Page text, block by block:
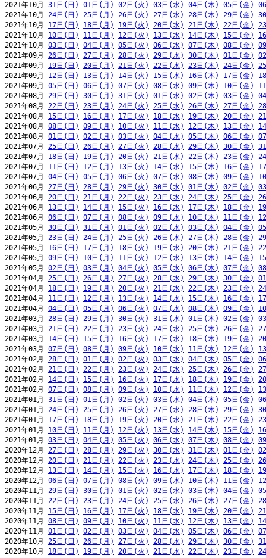
2021年10月 31日(日) 01日(月) 02日(火) 03日(水) 04日(木) 05日(金)
2021年10月 24日(日) 25日(月) 26日(火) 27日(水) 28日(木) 29日(金)
2021年10月 17日(日) 18日(月) 19日(火) 20日(水) 21日(木) 22日(金)
2021年10月 10日(日) 11日(月) 12日(火) 13日(水) 14日(木) 15日(金)
2021年10月 03日(日) 04日(月) 05日(火) 06日(水) 07日(木) 08日(金)
2021年09月 26日(日) 27日(月) 28日(火) 29日(水) 30日(木) 01日(金)
2021年09月 19日(日) 20日(月) 21日(火) 22日(水) 23日(木) 24日(金)
2021年09月 12日(日) 13日(月) 14日(火) 15日(水) 16日(木) 17日(金)
2021年09月 05日(日) 06日(月) 07日(火) 08日(水) 09日(木) 10日(金)
2021年08月 29日(日) 30日(月) 31日(火) 01日(水) 02日(木) 03日(金)
2021年08月 22日(日) 23日(月) 24日(火) 25日(水) 26日(木) 27日(金)
2021年08月 15日(日) 16日(月) 17日(火) 18日(水) 19日(木) 20日(金)
2021年08月 08日(日) 09日(月) 10日(火) 11日(水) 12日(木) 13日(金)
2021年08月 01日(日) 02日(月) 03日(火) 04日(水) 05日(木) 06日(金)
2021年07月 25日(日) 26日(月) 27日(火) 28日(水) 29日(木) 30日(金)
2021年07月 18日(日) 19日(月) 20日(火) 21日(水) 22日(木) 23日(金)
2021年07月 11日(日) 12日(月) 13日(火) 14日(水) 15日(木) 16日(金)
2021年07月 04日(日) 05日(月) 06日(火) 07日(水) 08日(木) 09日(金)
2021年06月 27日(日) 28日(月) 29日(火) 30日(水) 01日(木) 02日(金)
2021年06月 20日(日) 21日(月) 22日(火) 23日(水) 24日(木) 25日(金)
2021年06月 13日(日) 14日(月) 15日(火) 16日(水) 17日(木) 18日(金)
2021年06月 06日(日) 07日(月) 08日(火) 09日(水) 10日(木) 11日(金)
2021年05月 30日(日) 31日(月) 01日(火) 02日(水) 03日(木) 04日(金)
2021年05月 23日(日) 24日(月) 25日(火) 26日(水) 27日(木) 28日(金)
2021年05月 16日(日) 17日(月) 18日(火) 19日(水) 20日(木) 21日(金)
2021年05月 09日(日) 10日(月) 11日(火) 12日(水) 13日(木) 14日(金)
2021年05月 02日(日) 03日(月) 04日(火) 05日(水) 06日(木) 07日(金)
2021年04月 25日(日) 26日(月) 27日(火) 28日(水) 29日(木) 30日(金)
2021年04月 18日(日) 19日(月) 20日(火) 21日(水) 22日(木) 23日(金)
2021年04月 11日(日) 12日(月) 13日(火) 14日(水) 15日(木) 16日(金)
2021年04月 04日(日) 05日(月) 06日(火) 07日(水) 08日(木) 09日(金)
2021年03月 28日(日) 29日(月) 30日(火) 31日(水) 01日(木) 02日(金)
2021年03月 21日(日) 22日(月) 23日(火) 24日(水) 25日(木) 26日(金)
2021年03月 14日(日) 15日(月) 16日(火) 17日(水) 18日(木) 19日(金)
2021年03月 07日(日) 08日(月) 09日(火) 10日(水) 11日(木) 12日(金)
2021年02月 28日(日) 01日(月) 02日(火) 03日(水) 04日(木) 05日(金)
2021年02月 21日(日) 22日(月) 23日(火) 24日(水) 25日(木) 26日(金)
2021年02月 14日(日) 15日(月) 16日(火) 17日(水) 18日(木) 19日(金)
2021年02月 07日(日) 08日(月) 09日(火) 10日(水) 11日(木) 12日(金)
2021年01月 31日(日) 01日(月) 02日(火) 03日(水) 04日(木) 05日(金)
2021年01月 24日(日) 25日(月) 26日(火) 27日(水) 28日(木) 29日(金)
2021年01月 17日(日) 18日(月) 19日(火) 20日(水) 21日(木) 22日(金)
2021年01月 10日(日) 11日(月) 12日(火) 13日(水) 14日(木) 15日(金)
2021年01月 03日(日) 04日(月) 05日(火) 06日(水) 07日(木) 08日(金)
2020年12月 27日(日) 28日(月) 29日(火) 30日(水) 31日(木) 01日(金)
2020年12月 20日(日) 21日(月) 22日(火) 23日(水) 24日(木) 25日(金)
2020年12月 13日(日) 14日(月) 15日(火) 16日(水) 17日(木) 18日(金)
2020年12月 06日(日) 07日(月) 08日(火) 09日(水) 10日(木) 11日(金)
2020年11月 29日(日) 30日(月) 01日(火) 02日(水) 03日(木) 04日(金)
2020年11月 22日(日) 23日(月) 24日(火) 25日(水) 26日(木) 27日(金)
2020年11月 15日(日) 16日(月) 17日(火) 18日(水) 19日(木) 20日(金)
2020年11月 08日(日) 09日(月) 10日(火) 11日(水) 12日(木) 13日(金)
2020年11月 01日(日) 02日(月) 03日(火) 04日(水) 05日(木) 06日(金)
2020年10月 25日(日) 26日(月) 27日(火) 28日(水) 29日(木) 30日(金)
2020年10月 18日(日) 19日(月) 20日(火) 21日(水) 22日(木) 23日(金)